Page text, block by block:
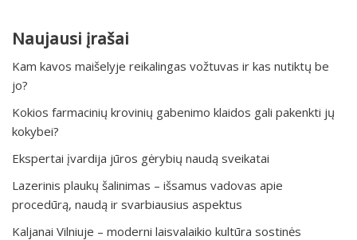
Naujausi įrašai
Kam kavos maišelyje reikalingas vožtuvas ir kas nutiktų be
jo?
Kokios farmacinių krovinių gabenimo klaidos gali pakenkti jų
kokybei?
Ekspertai įvardija jūros gėrybių naudą sveikatai
Lazerinis plaukų šalinimas – išsamus vadovas apie
procedūrą, naudą ir svarbiausius aspektus
Kaljanai Vilniuje – moderni laisvalaikio kultūra sostinės